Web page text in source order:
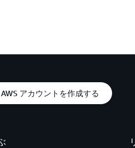
AWS アカウントを作成する